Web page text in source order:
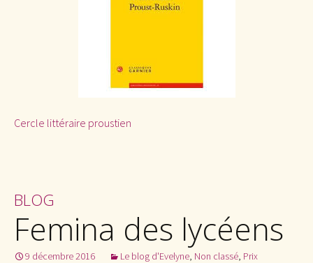
Cercle littéraire proustien
BLOG
Femina des lycéens
9 décembre 2016 Le blog d'Evelyne, Non classé, Prix